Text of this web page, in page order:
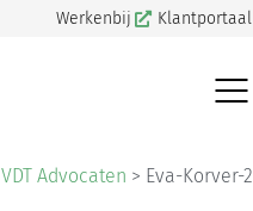
Werkenbij Klantportaal
VDT Advocaten > Eva-Korver-2